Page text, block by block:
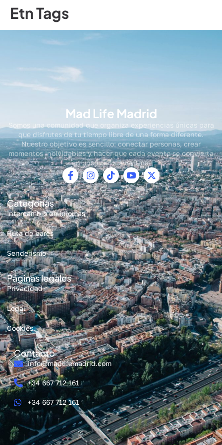
Etn Tags
Mad Life Madrid
Somos una comunidad que organiza experiencias únicas para
que disfrutes de tu tiempo libre de una forma diferente.
Nuestro objetivo es sencillo: conectar personas, crear
momentos inolvidables y hacer que cada evento se convierta
en una nueva aventura.
Categorías
Intercambio de idiomas
Ruta de bares
Senderismo
Páginas legales
Privacidad
Legal
Cookies
Contacto
info@madlifemadrid.com
+34 667 712 161
+34 667 712 161